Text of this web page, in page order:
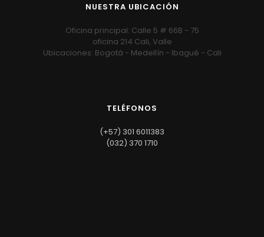
NUESTRA UBICACIÓN
Oficina principal: Calle 5 # 66B - 75
oficina 214 Cali, Valle
Ubicaciones: Bogotá - Medellín - Ibagué - Cali
TELÉFONOS
(+57) 301 6011383
(032) 370 1710